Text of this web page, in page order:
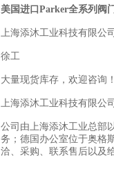
美国进口Parker全系列阀
上海添沐工业科技有限公司
徐工
大量现货库存，欢迎咨询！
上海添沐工业科技有限公
公司由上海添沐工业总部
务；德国办公室位于奥格
洽、采购、联系售后以及